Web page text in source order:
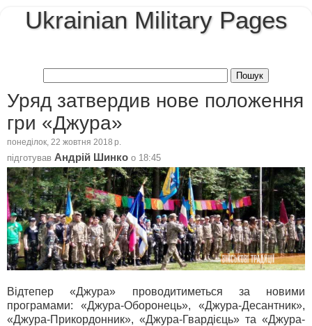
Ukrainian Military Pages
Уряд затвердив нове положення
гри «Джура»
понеділок, 22 жовтня 2018 р.
підготував Андрій Шинко о 18:45
Відтепер «Джура» проводитиметься за новими
програмами: «Джура-Оборонець», «Джура-Десантник»,
«Джура-Прикордонник», «Джура-Гвардієць» та «Джура-